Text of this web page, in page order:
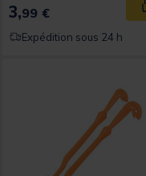
3,99 €
Expédition sous 24 h